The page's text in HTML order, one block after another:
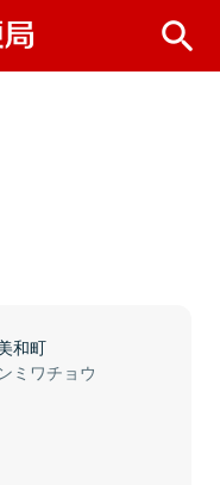
和町
ミワチョウ